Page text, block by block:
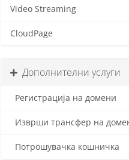
Video Streaming
CloudPage
Дополнителни услуги
Регистрација на домени
Изврши трансфер на
Потрошувачка кошничка